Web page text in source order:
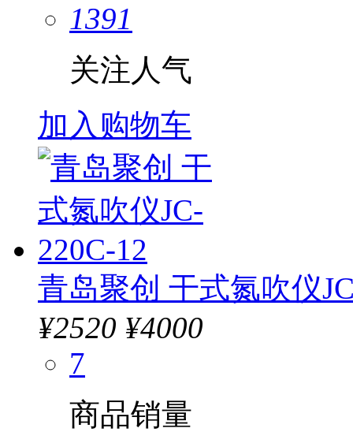
1391
关注人气
加入购物车
青岛聚创 干式氮吹仪
¥2520 ¥4000
7
商品销量